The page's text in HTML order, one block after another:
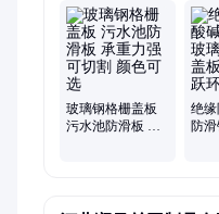
栅、复合树脂电缆沟盖板
盖板、不锈钢水箱、玻璃
化粪池、玻璃钢水箱、
管、镀锌水箱、玻璃钢盐
璃钢法兰管件、生活用水
压水箱、立式卧式化工罐
玻璃钢格栅盖板
污水池防滑板 承
绝
防滑